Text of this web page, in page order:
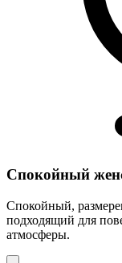
Спокойный
Спокойный,
подходящий для
атмосферы.